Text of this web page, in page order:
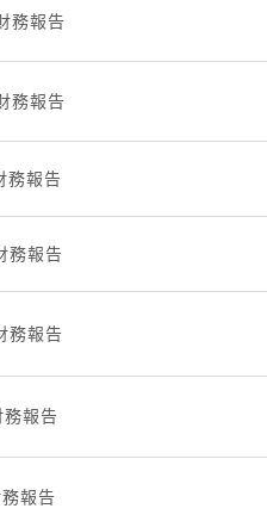
務報告
務報告
報告
務報告
務報告
報告
報告